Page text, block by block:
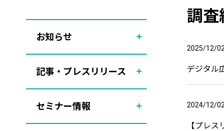
調査
2025/12/02
デジタル
2024/12/02
【プレ
お知らせ
記事・プレスリリース
セミナー情報